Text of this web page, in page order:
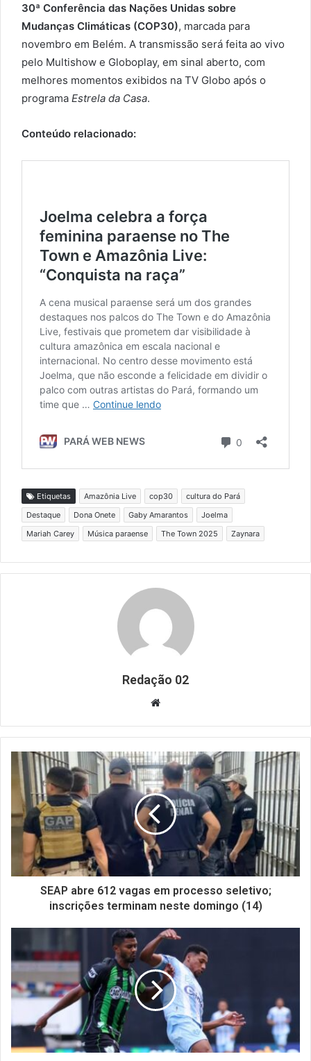
30ª Conferência das Nações Unidas sobre
Mudanças Climáticas (COP30), marcada para
novembro em Belém. A transmissão será feita ao vivo
pelo Multishow e Globoplay, em sinal aberto, com
melhores momentos exibidos na TV Globo após o
programa Estrela da Casa.
Conteúdo relacionado:
Etiquetas Amazônia Live cop30
cultura do Pará
Destaque
Dona Onete Gaby Amarantos
Joelma
Mariah Carey
Música paraense The Town 2025 Zaynara
Redação 02
Website
SEAP abre 612 vagas em processo seletivo;
inscrições terminam neste domingo (14)